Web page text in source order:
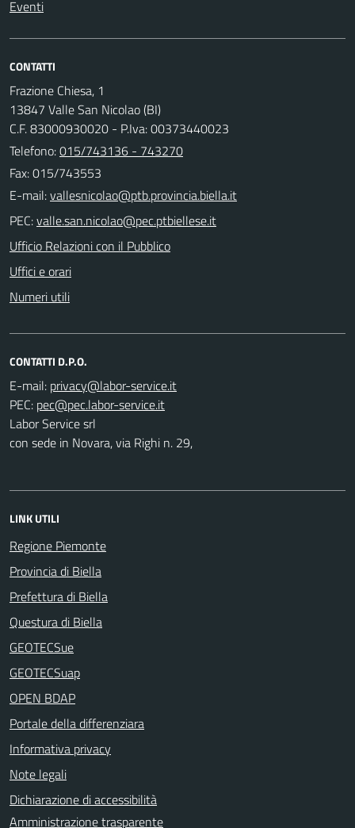
Eventi
CONTATTI
Frazione Chiesa, 1
13847 Valle San Nicolao (BI)
C.F. 83000930020 - P.Iva: 00373440023
Telefono:015/743136 - 743270
Fax: 015/743553
E-mail:
PEC:
Ufficio Relazioni con il Pubblico
Uffici e orari
Numeri utili
CONTATTI D.P.O.
E-mail:
PEC:
Labor Service srl
con sede in Novara, via Righi n. 29,
LINK UTILI
Regione Piemonte
Provincia di Biella
Prefettura di Biella
Questura di Biella
GEOTECSue
GEOTECSuap
OPEN BDAP
Portale della differenziara
Informativa privacy
Note legali
Dichiarazione di accessibilità
Amministrazione trasparente